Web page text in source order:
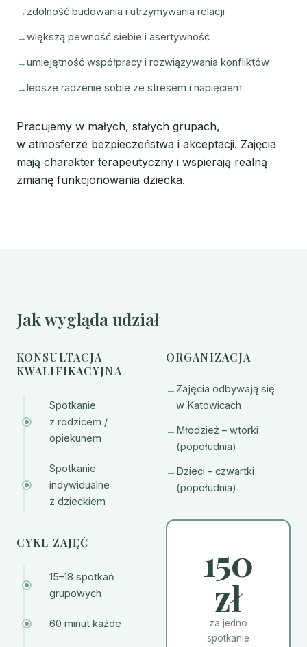
zdolność budowania i utrzymywania relacji
większą pewność siebie i asertywność
umiejętność współpracy i rozwiązywania konfliktów
lepsze radzenie sobie ze stresem i napięciem
Pracujemy w małych, stałych grupach,
w atmosferze bezpieczeństwa i akceptacji. Zajęcia
mają charakter terapeutyczny i wspierają realną
zmianę funkcjonowania dziecka.
Jak wygląda udział
KONSULTACJA
KWALIFIKACYJNA
Spotkanie
z rodzicem /
opiekunem
Spotkanie
indywidualne
z dzieckiem
CYKL ZAJĘĆ
15–18 spotkań
grupowych
60 minut każde
ORGANIZACJA
Zajęcia odbywają się
w Katowicach
Młodzież – wtorki
(popołudnia)
Dzieci – czwartki
(popołudnia)
150
zł
za jedno
spotkanie